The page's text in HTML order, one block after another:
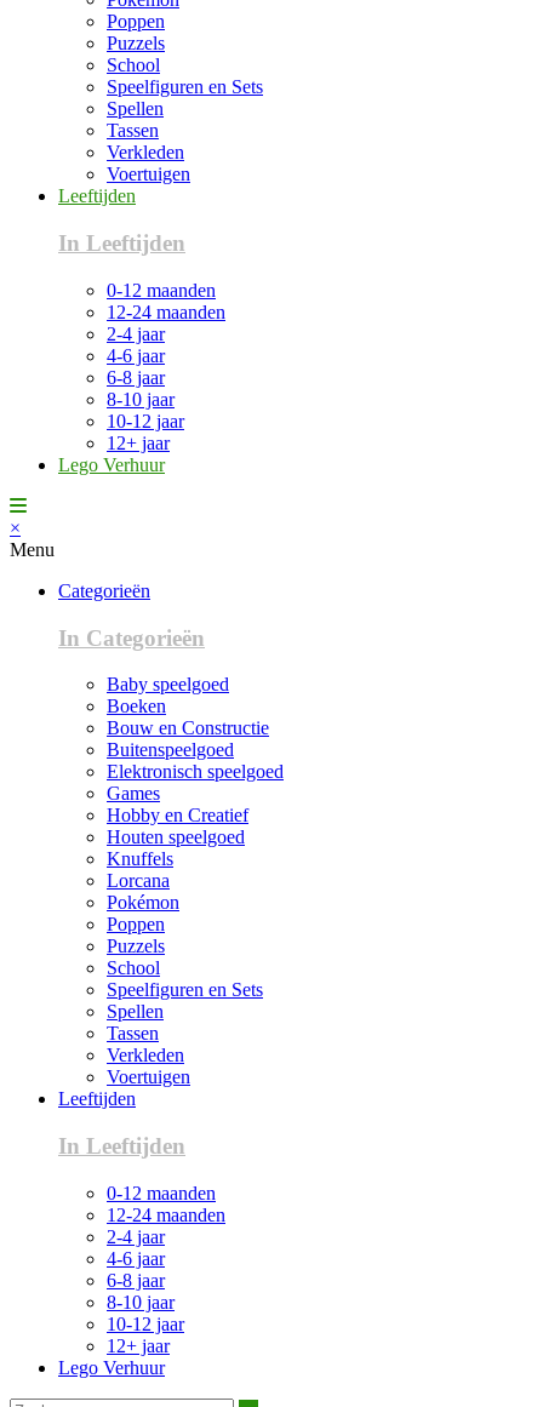
Poppen
Puzzels
School
Speelfiguren en Sets
Spellen
Tassen
Verkleden
Voertuigen
Leeftijden
In Leeftijden
0-12 maanden
12-24 maanden
2-4 jaar
4-6 jaar
6-8 jaar
8-10 jaar
10-12 jaar
12+ jaar
Lego Verhuur
×
Menu
Categorieën
In Categorieën
Baby speelgoed
Boeken
Bouw en Constructie
Buitenspeelgoed
Elektronisch speelgoed
Games
Hobby en Creatief
Houten speelgoed
Knuffels
Lorcana
Pokémon
Poppen
Puzzels
School
Speelfiguren en Sets
Spellen
Tassen
Verkleden
Voertuigen
Leeftijden
In Leeftijden
0-12 maanden
12-24 maanden
2-4 jaar
4-6 jaar
6-8 jaar
8-10 jaar
10-12 jaar
12+ jaar
Lego Verhuur